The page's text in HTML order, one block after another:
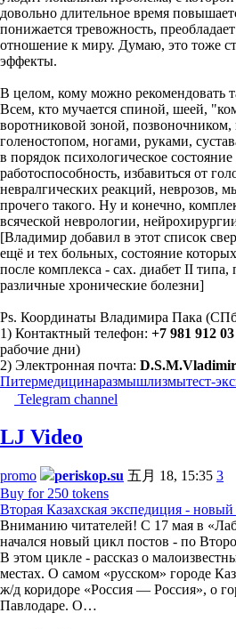
довольно длительное время
понижается тревожность,
отношение к миру. Думаю, это тоже
эффекты.
В целом, кому можно рекомендовать
Всем, кто мучается спиной, шеей,
воротниковой зоной,
голеностопом, ногами, руками,
в порядок психологическое
работоспособность, избавиться от
невралгических реакций, неврозов,
прочего такого. Ну и конечно,
всяческой неврологии,
[Владимир добавил в этот список
ещё и тех больных, состояние
после комплекса - сах. диабет II типа,
различные хронические болезни]
Ps. Координаты Владимира Пака
1) Контактный телефон: +7 981 912
рабочие дни)
2) Электронная почта:
Питермедицинаразмышлизмытест-
Telegram channel
LJ Video
promo periskop.su 五月 18, 15:35 3
Buy for 250 tokens
Вторая Казахская экспедиция -
Вниманию читателей! С 17 мая в
начался новый цикл постов - по
В этом цикле - рассказ о
местах. О самом «русском» городе
ж/д коридоре «Россия — Россия», о
Павлодаре. О…